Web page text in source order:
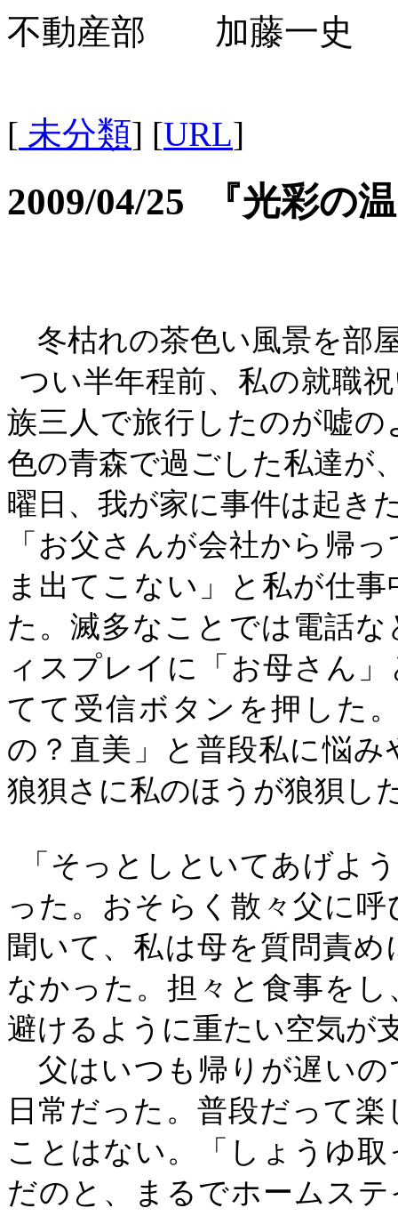
不動産部 加藤一史
[ 未分類] [URL]
2009/04/25 『光彩
冬枯れの茶色い風景を部
つい半年程前、私の就職
族三人で旅行したのが嘘
色の青森で過ごした私達が
曜日、我が家に事件は起き
「お父さんが会社から帰
ま出てこない」と私が仕
た。滅多なことでは電話
ィスプレイに「お母さん
てて受信ボタンを押した
の？直美」と普段私に悩
狼狽さに私のほうが狼狽し
「そっとしといてあげよ
った。おそらく散々父に
聞いて、私は母を質問責
なかった。担々と食事を
避けるように重たい空気が
父はいつも帰りが遅いの
日常だった。普段だって
ことはない。「しょうゆ
だのと、まるでホームス